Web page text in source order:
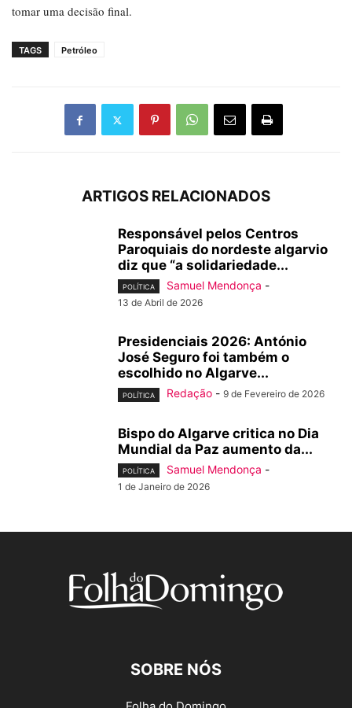
tomar uma decisão final.
TAGS Petróleo
ARTIGOS RELACIONADOS
Responsável pelos Centros
Paroquiais do nordeste algarvio
diz que “a solidariedade...
POLÍTICA Samuel Mendonça -
13 de Abril de 2026
Presidenciais 2026: António
José Seguro foi também o
escolhido no Algarve...
POLÍTICA Redação - 9 de Fevereiro de 2026
Bispo do Algarve critica no Dia
Mundial da Paz aumento da...
POLÍTICA Samuel Mendonça -
1 de Janeiro de 2026
SOBRE NÓS